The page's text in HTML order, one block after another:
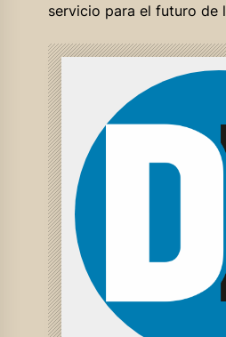
servicio para el futuro de